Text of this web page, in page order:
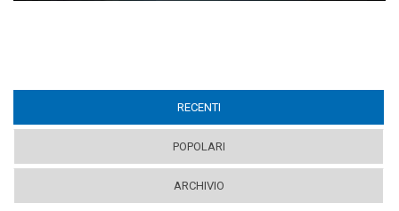
RECENTI
POPOLARI
ARCHIVIO